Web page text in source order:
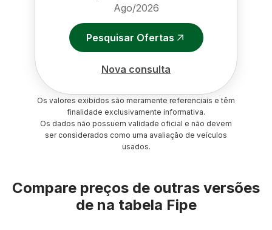
Ago/2026
Pesquisar Ofertas
Nova consulta
Os valores exibidos são meramente referenciais e têm
finalidade exclusivamente informativa.
Os dados não possuem validade oficial e não devem
ser considerados como uma avaliação de veículos
usados.
Compare preços de outras versões
de na tabela Fipe